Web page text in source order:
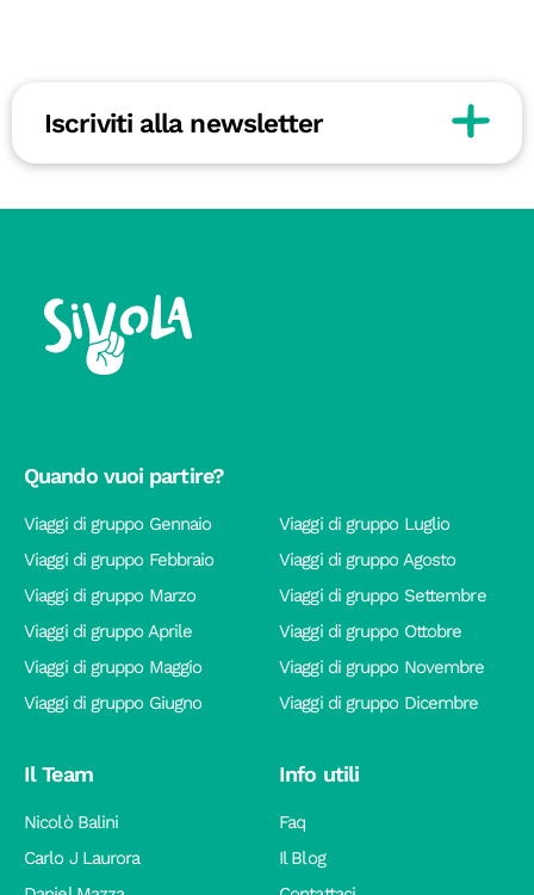
Iscriviti alla newsletter
Quando vuoi partire?
Viaggi di gruppo Gennaio
Viaggi di gruppo Febbraio
Viaggi di gruppo Marzo
Viaggi di gruppo Aprile
Viaggi di gruppo Maggio
Viaggi di gruppo Giugno
Viaggi di gruppo Luglio
Viaggi di gruppo Agosto
Viaggi di gruppo Settembre
Viaggi di gruppo Ottobre
Viaggi di gruppo Novembre
Viaggi di gruppo Dicembre
Il Team
Nicolò Balini
Carlo J Laurora
Info utili
Faq
Il Blog